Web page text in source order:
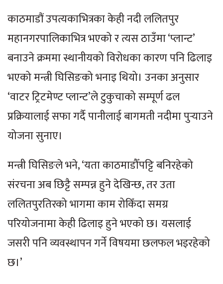
काठमाडौं उपत्यकाभित्रका केही नदी ललितपुर
महानगरपालिकाभित्र भएको र त्यस ठाउँमा ‘प्लान्ट’
बनाउने क्रममा स्थानीयको विरोधका कारण पनि ढिलाइ
भएको मन्त्री घिसिङको भनाइ थियो। उनका अनुसार
‘वाटर ट्रिटमेण्ट प्लान्ट’ले टुकुचाको सम्पूर्ण ढल
प्रक्रियालाई सफा गर्दै पानीलाई बागमती नदीमा पुर्‍याउने
योजना सुनाए।
मन्त्री घिसिङले भने, ‘यता काठमाडौँपट्टि बनिरहेको
संरचना अब छिट्टै सम्पन्न हुने देखिन्छ, तर उता
ललितपुरतिरको भागमा काम रोकिँदा समग्र
परियोजनामा केही ढिलाइ हुने भएको छ। यसलाई
जसरी पनि व्यवस्थापन गर्ने विषयमा छलफल भइरहेको
छ।’